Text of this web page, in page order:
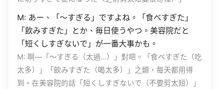
M: あー、「〜すぎる」ですよね。「食べすぎた」
「飲みすぎた」とか、毎日使うやつ。美容院だと
「短くしすぎないで」が一番大事かも。
M: 啊—「〜すぎる（太過…）」對吧。「食べすぎた（吃
太多）」「飲みすぎた（喝太多）」之類，每天都用得
到。在美容院的話「短くしすぎないで（不要剪太短）」